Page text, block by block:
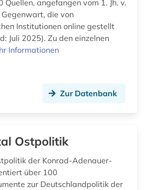
Quellen, angefangen vom 1. Jh. v.
Gegenwart, die von
Institutionen online gestellt
Zu den einzelnen
Informationen
Zur Datenbank
Ostpolitik
der Konrad-Adenauer-
über 100
zur Deutschlandpolitik der